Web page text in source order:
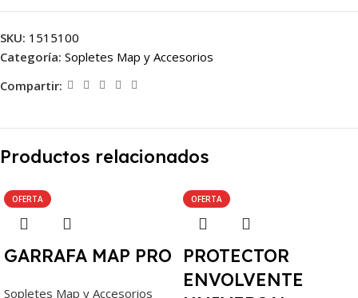
SKU: 1515100
Categoría: Sopletes Map y Accesorios
Compartir:
Productos relacionados
OFERTA
GARRAFA MAP PRO
Sopletes Map y Accesorios
OFERTA
PROTECTOR
ENVOLVENTE